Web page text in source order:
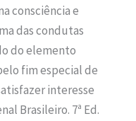
consciência e
das condutas
do elemento
fim especial de
interesse
Brasileiro. 7ª Ed.